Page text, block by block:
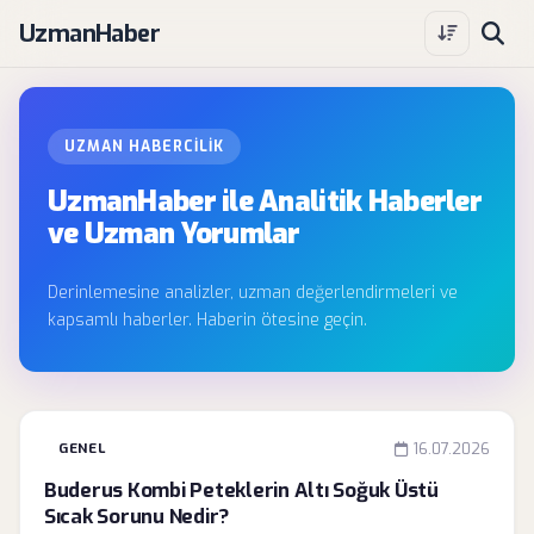
UzmanHaber
UZMAN HABERCILIK
UzmanHaber ile Analitik Haberler
ve Uzman Yorumlar
Derinlemesine analizler, uzman değerlendirmeleri ve
kapsamlı haberler. Haberin ötesine geçin.
GENEL 16.07.2026
Buderus Kombi Peteklerin Altı Soğuk Üstü
Sıcak Sorunu Nedir?